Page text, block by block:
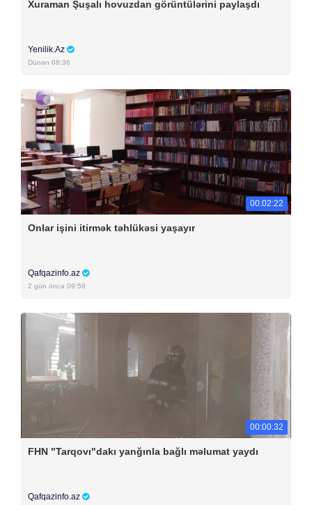
Xuraman Şuşalı hovuzdan görüntülərini paylaşdı
Yenilik.Az
Dünən 08:36
00:02:22
Onlar işini itirmək təhlükəsi yaşayır
Qafqazinfo.az
2 gün öncə 09:59
00:00:32
FHN "Tarqovı"dakı yanğınla bağlı məlumat yaydı
Qafqazinfo.az